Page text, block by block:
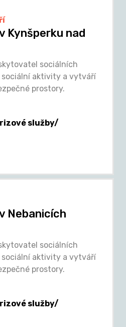
Kynšperku nad
sociálních
aktivity a vytváří
prostory.
služby/
Nebanicích
sociálních
aktivity a vytváří
prostory.
služby/